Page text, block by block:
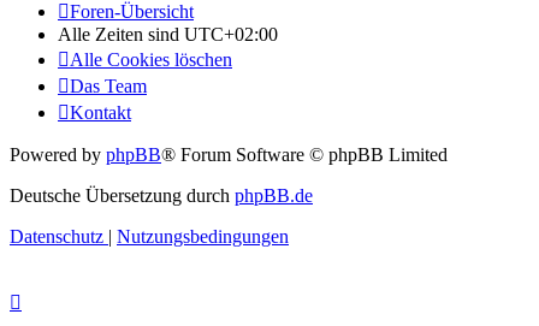
Foren-Übersicht
Alle Zeiten sind UTC+02:00
Alle Cookies löschen
Das Team
Kontakt
Powered by phpBB® Forum Software © phpBB Limited
Deutsche Übersetzung durch phpBB.de
Datenschutz | Nutzungsbedingungen